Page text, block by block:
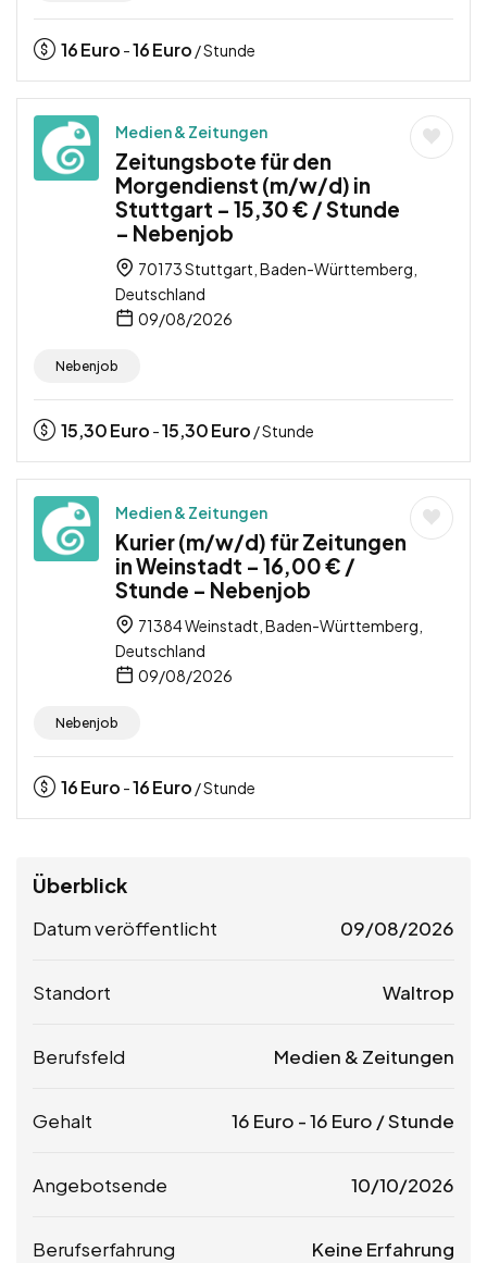
16Euro -16Euro / Stunde
Medien & Zeitungen
Zeitungsbote für den
Morgendienst (m/w/d) in
Stuttgart – 15,30 € / Stunde
– Nebenjob
70173 Stuttgart, Baden-Württemberg,
Deutschland
09/08/2026
Nebenjob
15,30Euro -15,30Euro / Stunde
Medien & Zeitungen
Kurier (m/w/d) für Zeitungen
in Weinstadt – 16,00 € /
Stunde – Nebenjob
71384 Weinstadt, Baden-Württemberg,
Deutschland
09/08/2026
Nebenjob
16Euro -16Euro / Stunde
Überblick
Datum veröffentlicht 09/08/2026
Standort Waltrop
Berufsfeld Medien & Zeitungen
Gehalt 16 Euro -16 Euro / Stunde
Angebotsende 10/10/2026
Berufserfahrung Keine Erfahrung